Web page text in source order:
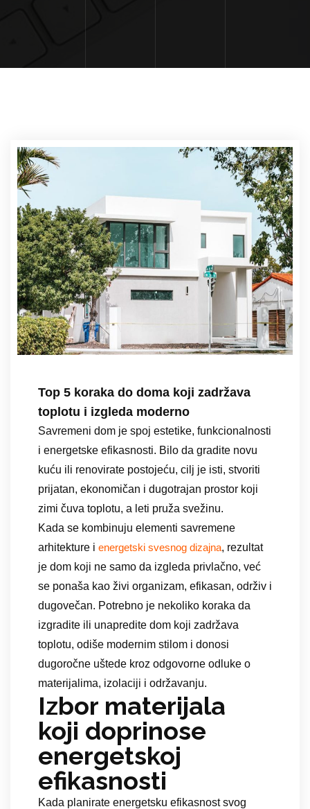
Top 5 koraka do doma koji zadržava
toplotu i izgleda moderno
Savremeni dom je spoj estetike, funkcionalnosti
i energetske efikasnosti. Bilo da gradite novu
kuću ili renovirate postojeću, cilj je isti, stvoriti
prijatan, ekonomičan i dugotrajan prostor koji
zimi čuva toplotu, a leti pruža svežinu.
Kada se kombinuju elementi savremene
arhitekture i energetski svesnog dizajna, rezultat
je dom koji ne samo da izgleda privlačno, već
se ponaša kao živi organizam, efikasan, održiv i
dugovečan. Potrebno je nekoliko koraka da
izgradite ili unapredite dom koji zadržava
toplotu, odiše modernim stilom i donosi
dugoročne uštede kroz odgovorne odluke o
materijalima, izolaciji i održavanju.
Izbor materijala
koji doprinose
energetskoj
efikasnosti
Kada planirate energetsku efikasnost svog